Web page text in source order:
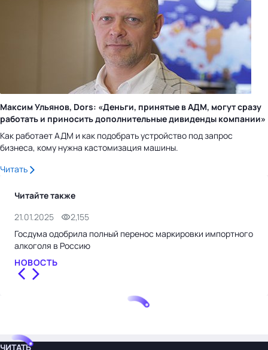
Максим Ульянов, Dors: «Деньги, принятые в АДМ, могут сразу
работать и приносить дополнительные дивиденды компании»
Как работает АДМ и как подобрать устройство под запрос
бизнеса, кому нужна кастомизация машины.
Читать
Читайте также
21.01.2025
2,155
Госдума одобрила полный перенос маркировки импортного
алкоголя в Россию
НОВОСТЬ
ЧИТАТЬ